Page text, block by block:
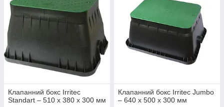
Клапанний бокс Irritec
Standart – 510 х 380 х 300 мм
Клапанний бокс Irritec Jumbo
– 640 х 500 х 300 мм